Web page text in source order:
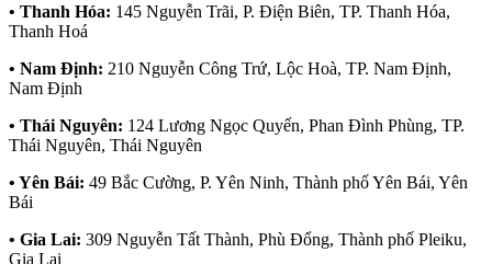
• Thanh Hóa: 145 Nguyễn Trãi, P. Điện Biên, TP. Thanh Hóa,
Thanh Hoá
• Nam Định: 210 Nguyễn Công Trứ, Lộc Hoà, TP. Nam Định,
Nam Định
• Thái Nguyên: 124 Lương Ngọc Quyến, Phan Đình Phùng, TP.
Thái Nguyên, Thái Nguyên
• Yên Bái: 49 Bắc Cường, P. Yên Ninh, Thành phố Yên Bái, Yên
Bái
• Gia Lai: 309 Nguyễn Tất Thành, Phù Đổng, Thành phố Pleiku,
Gia Lai